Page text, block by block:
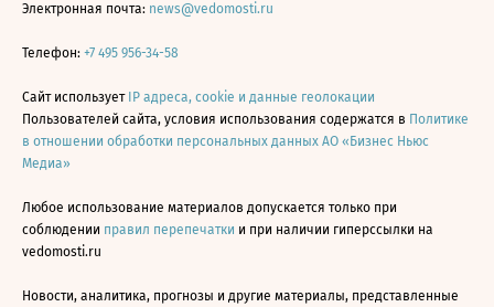
Электронная почта: news@vedomosti.ru
Телефон: +7 495 956-34-58
Сайт использует IP адреса, cookie и данные геолокации
Пользователей сайта, условия использования содержатся в Политике
в отношении обработки персональных данных АО «Бизнес Ньюс
Медиа»
Любое использование материалов допускается только при
соблюдении правил перепечатки и при наличии гиперссылки на
vedomosti.ru
Новости, аналитика, прогнозы и другие материалы, представленные